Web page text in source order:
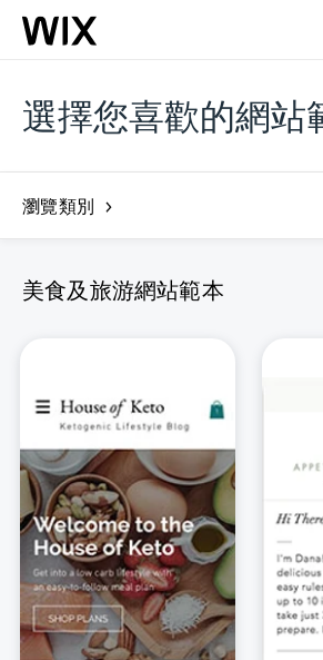
選擇您喜歡的網站
瀏覽類別
美食及旅游網站範本